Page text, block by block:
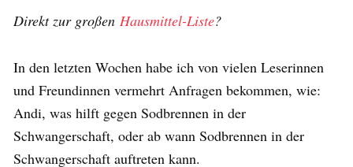
Direkt zur großen Hausmittel-Liste?
In den letzten Wochen habe ich von vielen Leserinnen
und Freundinnen vermehrt Anfragen bekommen, wie:
Andi, was hilft gegen Sodbrennen in der
Schwangerschaft, oder ab wann Sodbrennen in der
Schwangerschaft auftreten kann.